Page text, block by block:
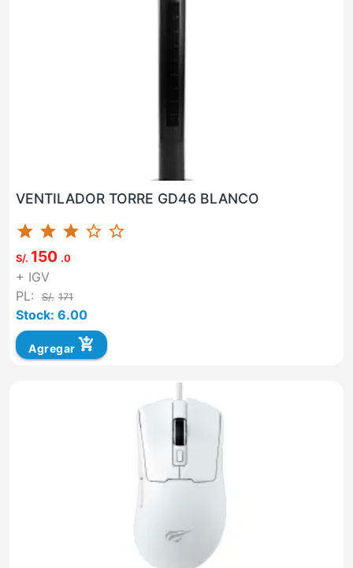
VENTILADOR TORRE GD46 BLANCO
star star star star_border star_border
S/. 150 .0
+ IGV
PL:
S/. 171
Stock: 6.00
Agregar add_shopping_cart